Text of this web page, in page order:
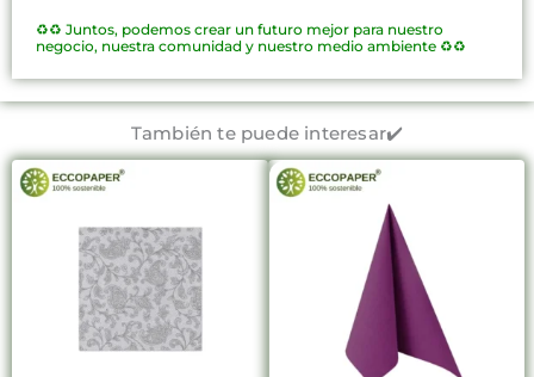
♻️♻️ Juntos, podemos crear un futuro mejor para nuestro
negocio, nuestra comunidad y nuestro medio ambiente ♻️♻️
También te puede interesar✔️